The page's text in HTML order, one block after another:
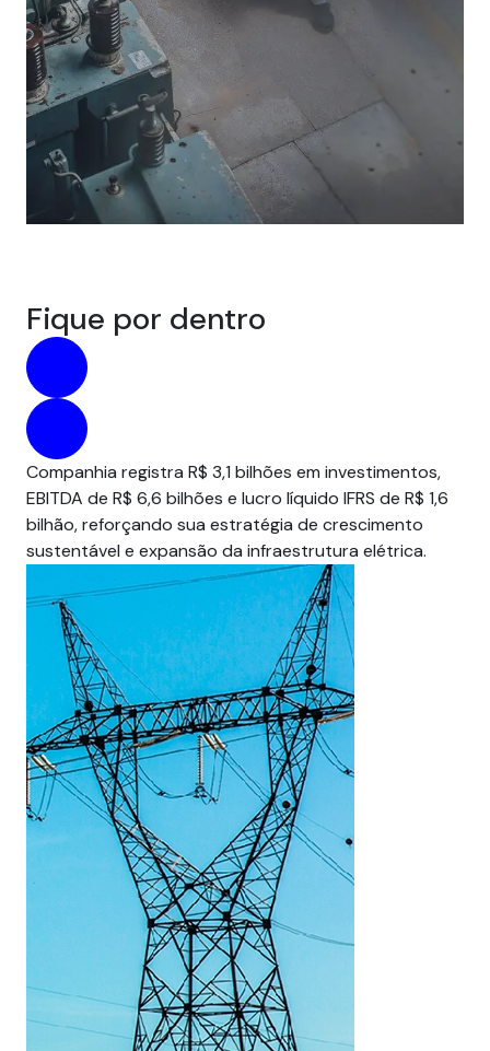
Fique por dentro
Companhia registra R$ 3,1 bilhões em investimentos,
EBITDA de R$ 6,6 bilhões e lucro líquido IFRS de R$ 1,6
bilhão, reforçando sua estratégia de crescimento
sustentável e expansão da infraestrutura elétrica.